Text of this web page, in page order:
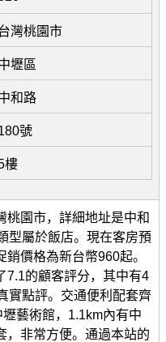
灣桃園市
壢區
和路
號
樓
桃園市，詳細地址是中和
型屬於飯店。現在客房預
銷價格為新台幣960起。
7.1的顧客評分，其中有4
實點評。交通便利配套齊
藝術館，1.1km內有中
，非常方便。通過本站的